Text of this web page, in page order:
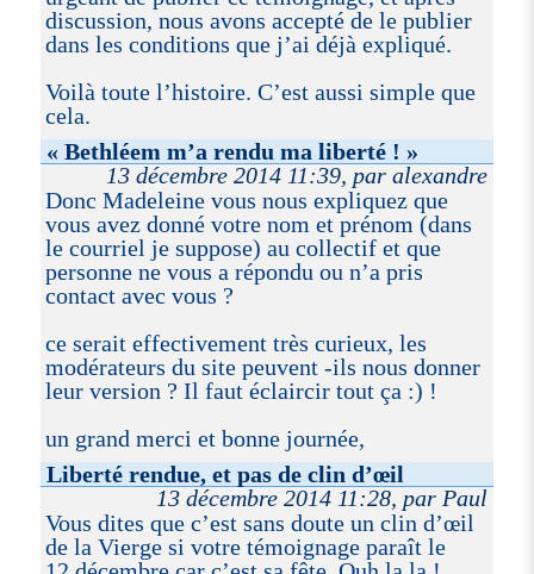
discussion, nous avons accepté de le publier
dans les conditions que j’ai déjà expliqué.
Voilà toute l’histoire. C’est aussi simple que
cela.
« Bethléem m’a rendu ma liberté ! »
13 décembre 2014 11:39, par alexandre
Donc Madeleine vous nous expliquez que
vous avez donné votre nom et prénom (dans
le courriel je suppose) au collectif et que
personne ne vous a répondu ou n’a pris
contact avec vous ?
ce serait effectivement très curieux, les
modérateurs du site peuvent -ils nous donner
leur version ? Il faut éclaircir tout ça :) !
un grand merci et bonne journée,
Liberté rendue, et pas de clin d’œil
13 décembre 2014 11:28, par Paul
Vous dites que c’est sans doute un clin d’œil
de la Vierge si votre témoignage paraît le